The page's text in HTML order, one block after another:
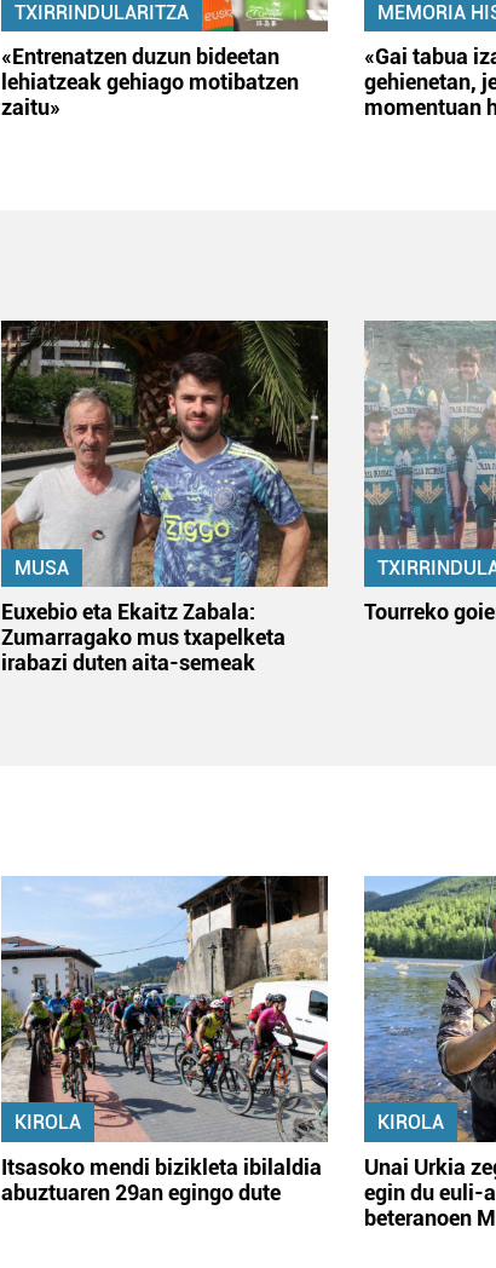
TXIRRINDULARITZA
«Entrenatzen duzun bideetan
lehiatzeak gehiago motibatzen
zaitu»
MEMORIA
«Gai tabua
gehienetan,
momentuan
MUSA
Euxebio eta Ekaitz Zabala:
Zumarragako mus txapelketa
irabazi duten aita-semeak
Tourreko
KIROLA
Itsasoko mendi bizikleta ibilaldia
abuztuaren 29an egingo dute
KIROLA
Unai Urkia
egin du euli-
beteranoen